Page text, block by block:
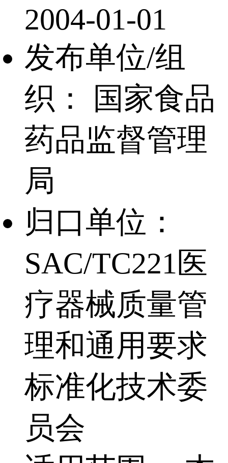
2004-01-01
发布单位/组
织：
国家食品
药品监督管理
局
归口单位：
SAC/TC221医
疗器械质量管
理和通用要求
标准化技术委
员会